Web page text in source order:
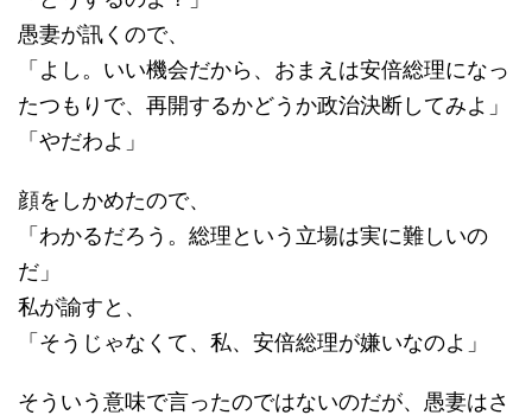
愚妻が訊くので、
「よし。いい機会だから、おまえは安倍総理になっ
たつもりで、再開するかどうか政治決断してみよ」
「やだわよ」
顔をしかめたので、
「わかるだろう。総理という立場は実に難しいの
だ」
私が諭すと、
「そうじゃなくて、私、安倍総理が嫌いなのよ」
そういう意味で言ったのではないのだが、愚妻はさ